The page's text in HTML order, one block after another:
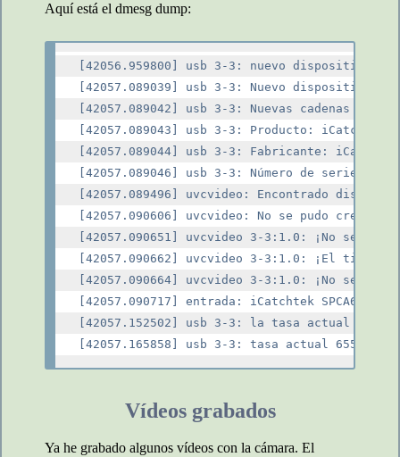
Aquí está el dmesg dump:
[42056.959800] usb 3-3: nuevo dispositivo
[42057.089039] usb 3-3: Nuevo dispositivo
[42057.089042] usb 3-3: Nuevas cadenas de
[42057.089043] usb 3-3: Producto: iCatchtek
[42057.089044] usb 3-3: Fabricante:
[42057.089046] usb 3-3: Número de serie:
[42057.089496] uvcvideo: Encontrado
[42057.090606] uvcvideo: No se pudo crear
[42057.090651] uvcvideo 3-3:1.0: ¡No se
[42057.090662] uvcvideo 3-3:1.0: ¡El tipo
[42057.090664] uvcvideo 3-3:1.0: ¡No se
[42057.090717] entrada: iCatchtek
[42057.152502] usb 3-3: la tasa actual
Vídeos grabados
Ya he grabado algunos vídeos con la cámara. El